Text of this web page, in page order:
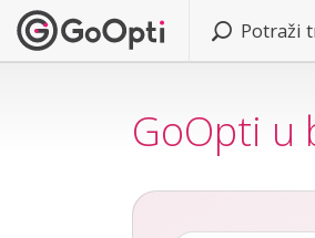
Potraži
GoOpti u